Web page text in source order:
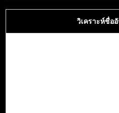
วิเคราะห์ชื่อ